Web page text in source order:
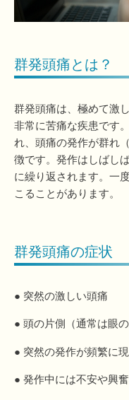
群発頭痛とは？
群発頭痛は、極めて激
非常に苦痛な疾患です
れ、頭痛の発作が群れ
徴です。発作はしばし
に繰り返されます。一
こることがあります。
群発頭痛の症状
● 突然の激しい頭痛
● 頭の片側（通常は眼
● 突然の発作が頻繁に
● 発作中には不安や興